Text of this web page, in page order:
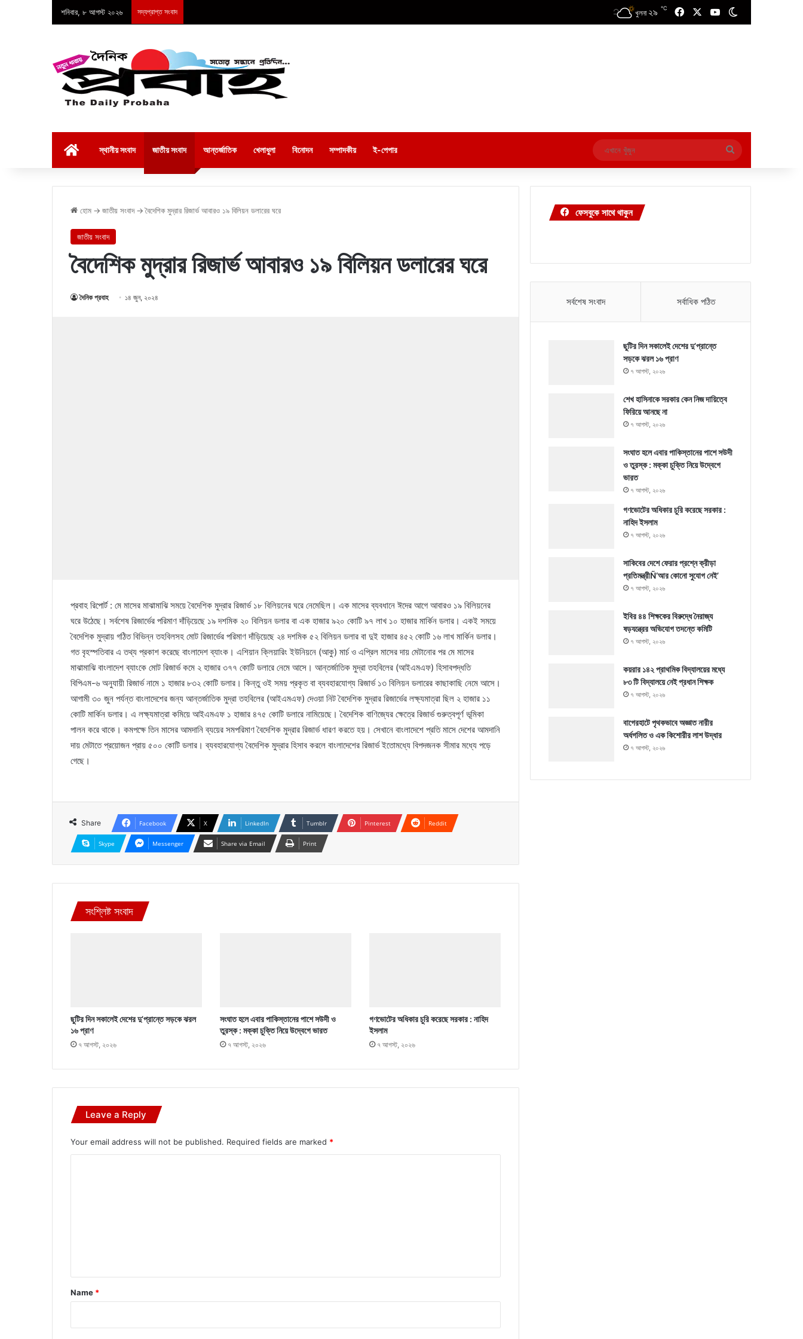
শনিবার, ৮ আগস্ট ২০২৬ সদ্যপ্রাপ্ত সংবাদ খুলনা ২৯ ℃ FacebookYouTube
স্থানীয় সংবাদ জাতীয় সংবাদ আন্তর্জাতিক খেলাধুলা বিনোদন সম্পাদকীয় ই-পেপার
এখানে
খুঁজুন
হোম → জাতীয় সংবাদ → বৈদেশিক মুদ্রার রিজার্ভ আবারও ১৯ বিলিয়ন ডলারের ঘরে
জাতীয় সংবাদ
বৈদেশিক মুদ্রার রিজার্ভ আবারও ১৯ বিলিয়ন ডলারের ঘরে
দৈনিক প্রবাহ ১৪ জুন, ২০২৪
প্রবাহ রিপোর্ট : মে মাসের মাঝামাঝি সময়ে বৈদেশিক মুদ্রার রিজার্ভ ১৮ বিলিয়নের ঘরে নেমেছিল। এক মাসের ব্যবধানে ঈদের আগে আবারও ১৯ বিলিয়নের
ঘরে উঠেছে। সর্বশেষ রিজার্ভের পরিমাণ দাঁড়িয়েছে ১৯ দশমিক ২০ বিলিয়ন ডলার বা এক হাজার ৯২০ কোটি ৯৭ লাখ ১০ হাজার মার্কিন ডলার। একই সময়ে
বৈদেশিক মুদ্রায় গঠিত বিভিন্ন তহবিলসহ মোট রিজার্ভের পরিমাণ দাঁড়িয়েছে ২৪ দশমিক ৫২ বিলিয়ন ডলার বা দুই হাজার ৪৫২ কোটি ১৬ লাখ মার্কিন ডলার।
গত বৃহস্পতিবার এ তথ্য প্রকাশ করেছে বাংলাদেশ ব্যাংক। এশিয়ান ক্লিয়ারিং ইউনিয়নে (আকু) মার্চ ও এপ্রিল মাসের দায় মেটানোর পর মে মাসের
মাঝামাঝি বাংলাদেশ ব্যাংকে মোট রিজার্ভ কমে ২ হাজার ৩৭৭ কোটি ডলারে নেমে আসে। আন্তর্জাতিক মুদ্রা তহবিলের (আইএমএফ) হিসাবপদ্ধতি
বিপিএম-৬ অনুযায়ী রিজার্ভ নামে ১ হাজার ৮৩২ কোটি ডলার। কিন্তু ওই সময় প্রকৃত বা ব্যবহারযোগ্য রিজার্ভ ১৩ বিলিয়ন ডলারের কাছাকাছি নেমে আসে।
আগামী ৩০ জুন পর্যন্ত বাংলাদেশের জন্য আন্তর্জাতিক মুদ্রা তহবিলের (আইএমএফ) দেওয়া নিট বৈদেশিক মুদ্রার রিজার্ভের লক্ষ্যমাত্রা ছিল ২ হাজার ১১
কোটি মার্কিন ডলার। এ লক্ষ্যমাত্রা কমিয়ে আইএমএফ ১ হাজার ৪৭৫ কোটি ডলারে নামিয়েছে। বৈদেশিক বাণিজ্যের ক্ষেত্রে রিজার্ভ গুরুত্বপূর্ণ ভূমিকা
পালন করে থাকে। কমপক্ষে তিন মাসের আমদানি ব্যয়ের সমপরিমাণ বৈদেশিক মুদ্রার রিজার্ভ ধারণ করতে হয়। সেখানে বাংলাদেশে প্রতি মাসে দেশের আমদানি
দায় মেটাতে প্রয়োজন প্রায় ৫০০ কোটি ডলার। ব্যবহারযোগ্য বৈদেশিক মুদ্রার হিসাব করলে বাংলাদেশের রিজার্ভ ইতোমধ্যে বিপদজনক সীমার মধ্যে পড়ে
গেছে।
Share Facebook X LinkedIn Tumblr Pinterest Reddit
Skype Messenger Share via Email Print
সংশ্লিষ্ট সংবাদ
ছুটির দিন সকালেই দেশের দু’প্রান্তে সড়কে ঝরল
১৬ প্রাণ
৭ আগস্ট, ২০২৬
সংঘাত হলে এবার পাকিস্তানের পাশে সউদী ও
তুরস্ক : মক্কা চুক্তি নিয়ে উদ্বেগে ভারত
৭ আগস্ট, ২০২৬
গণভোটের অধিকার চুরি করেছে সরকার : নাহিদ
ইসলাম
৭ আগস্ট, ২০২৬
Leave a Reply
Your email address will not be published. Required fields are marked *
*
Name *
ফেসবুকে সাথে থাকুন
সর্বশেষ সংবাদ সর্বাধিক পঠিত
ছুটির দিন সকালেই দেশের দু’প্রান্তে
সড়কে ঝরল ১৬ প্রাণ
৭ আগস্ট, ২০২৬
শেখ হাসিনাকে সরকার কেন নিজ দায়িত্বে
ফিরিয়ে আনছে না
৭ আগস্ট, ২০২৬
সংঘাত হলে এবার পাকিস্তানের পাশে সউদী
ও তুরস্ক : মক্কা চুক্তি নিয়ে উদ্বেগে
ভারত
৭ আগস্ট, ২০২৬
গণভোটের অধিকার চুরি করেছে সরকার :
নাহিদ ইসলাম
৭ আগস্ট, ২০২৬
সাকিবের দেশে ফেরার প্রশ্নে ক্রীড়া
প্রতিমন্ত্রীÑ‘আর কোনো সুযোগ নেই’
৭ আগস্ট, ২০২৬
ইবির ৪৪ শিক্ষকের বিরুদ্ধে নৈরাজ্য
ষড়যন্ত্রের অভিযোগ তদন্তে কমিটি
৭ আগস্ট, ২০২৬
কয়রার ১৪২ প্রাথমিক বিদ্যালয়ের মধ্যে
৮৩ টি বিদ্যালয়ে নেই প্রধান শিক্ষক
৭ আগস্ট, ২০২৬
বাগেরহাটে পৃথকভাবে অজ্ঞাত নারীর
অর্ধগলিত ও এক কিশোরীর লাশ উদ্ধার
৭ আগস্ট, ২০২৬